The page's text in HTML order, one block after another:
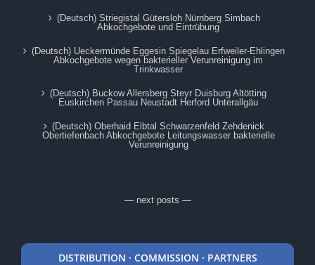
(Deutsch) Striegistal Gütersloh Nürnberg Simbach
Abkochgebote und Eintrübung
(Deutsch) Ueckermünde Eggesin Spiegelau Erfweiler-Ehlingen
Abkochgebote wegen bakterieller Verunreinigung im
Trinkwasser
(Deutsch) Buckow Allersberg Steyr Duisburg Altötting
Euskirchen Passau Neustadt Herford Unterallgäu
(Deutsch) Oberhaid Elbtal Schwarzenfeld Zehdenick
Obertiefenbach Abkochgebote Leitungswasser bakterielle
Verunreinigung
— next posts —
DISTRIBUTION · COMMISSION · PARTNERS